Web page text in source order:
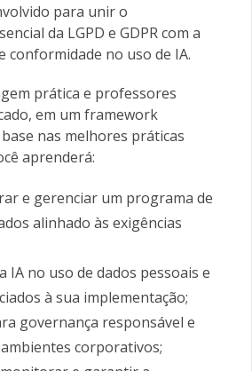
para unir o
da LGPD e GDPR com a
conformidade no uso de IA.
prática e professores
em um framework
nas melhores práticas
aprenderá:
e gerenciar um programa de
alinhado às exigências
IA no uso de dados pessoais e
à sua implementação;
governança responsável e
corporativos;